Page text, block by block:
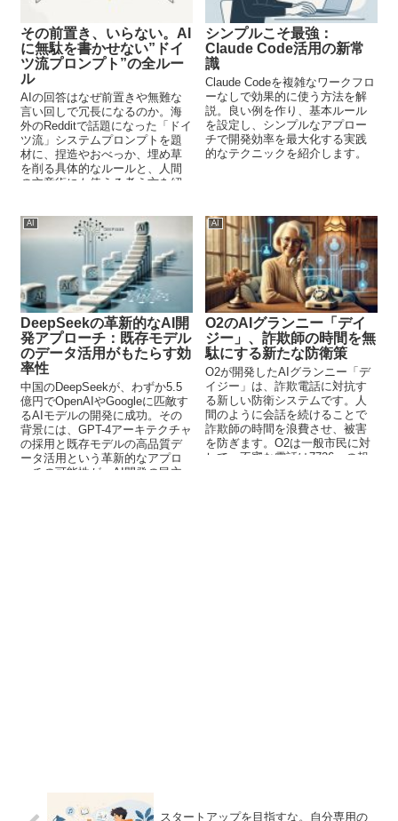
その前置き、いらない。AI
に無駄を書かせない”ドイ
ツ流プロンプト”の全ルー
ル
AIの回答はなぜ前置きや無難な
言い回しで冗長になるのか。海
外のRedditで話題になった「ドイ
ツ流」システムプロンプトを題
材に、捏造やおべっか、埋め草
を削る具体的なルールと、人間
の文章術にも使える考え方を紹
シンプルこそ最強：
Claude Code活用の新常
識
Claude Codeを複雑なワークフロ
ーなしで効果的に使う方法を解
説。良い例を作り、基本ルール
を設定し、シンプルなアプロー
チで開発効率を最大化する実践
的なテクニックを紹介します。
AI
DeepSeekの革新的なAI開
発アプローチ：既存モデル
のデータ活用がもたらす効
率性
中国のDeepSeekが、わずか5.5
億円でOpenAIやGoogleに匹敵す
るAIモデルの開発に成功。その
背景には、GPT-4アーキテクチャ
の採用と既存モデルの高品質デ
ータ活用という革新的なアプロ
ーチの可能性が。AI開発の民主
AI
O2のAIグランニー「デイ
ジー」、詐欺師の時間を無
駄にする新たな防衛策
O2が開発したAIグランニー「デ
イジー」は、詐欺電話に対抗す
る新しい防衛システムです。人
間のように会話を続けることで
詐欺師の時間を浪費させ、被害
を防ぎます。O2は一般市民に対
して、不審な電話は7726への報
スタートアップを目指すな。自分専用の